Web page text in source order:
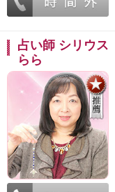
占い師 シリウス
らら